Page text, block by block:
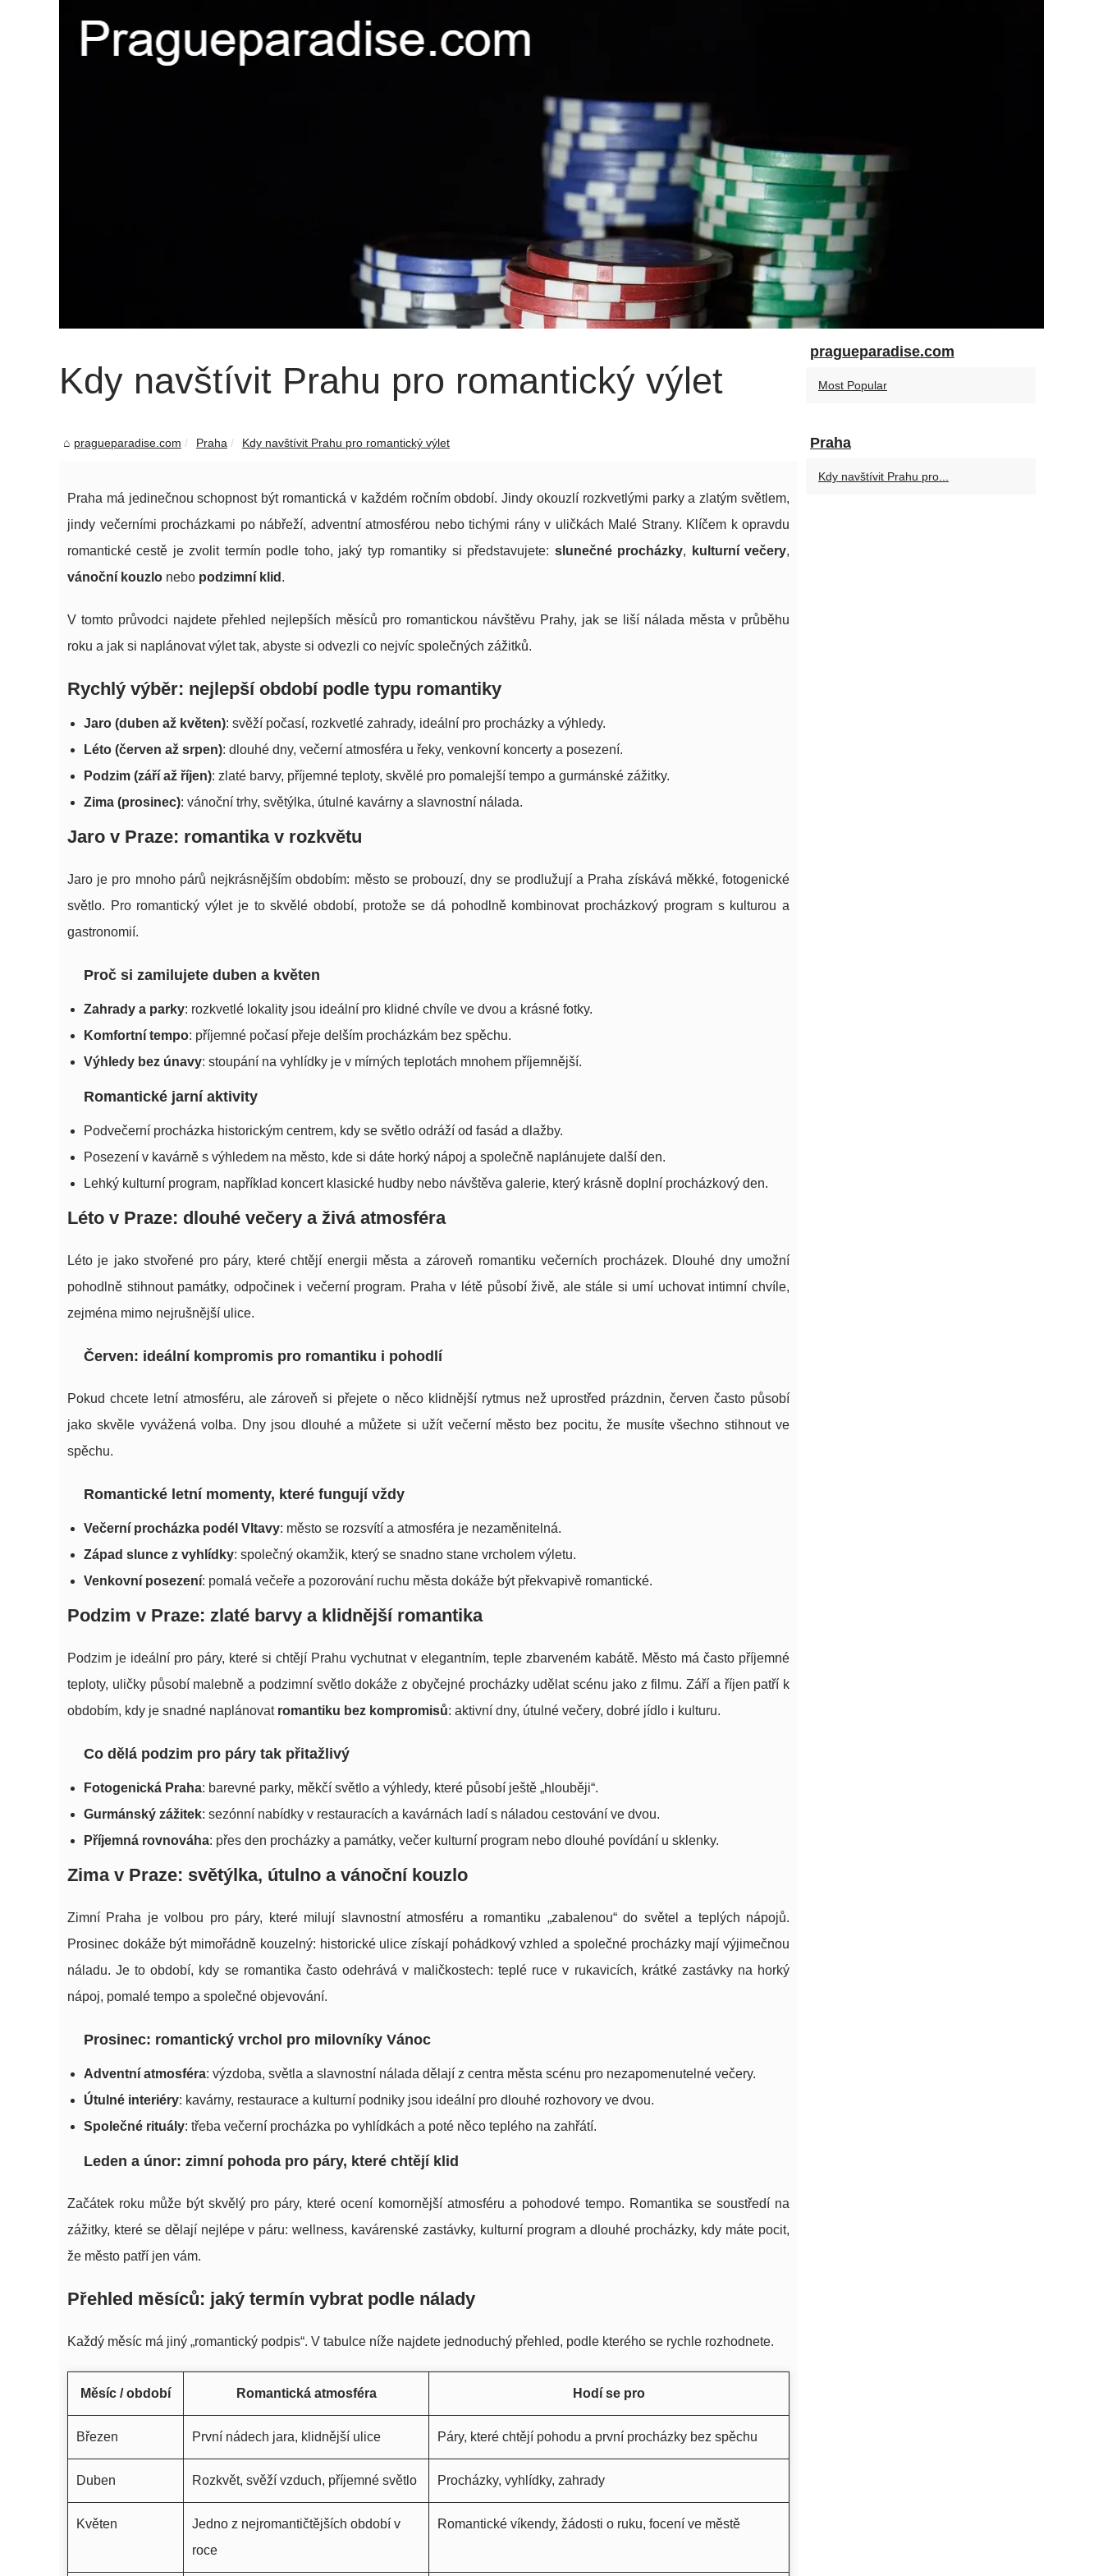
Kdy navštívit Prahu pro romantický výlet
pragueparadise.com Praha Kdy navštívit Prahu pro romantický výlet
Praha má jedinečnou schopnost být romantická v každém ročním období. Jindy okouzlí rozkvetlými parky a zlatým světlem,
jindy večerními procházkami po nábřeží, adventní atmosférou nebo tichými rány v uličkách Malé Strany. Klíčem k opravdu
romantické cestě je zvolit termín podle toho, jaký typ romantiky si představujete: slunečné procházky, kulturní večery,
vánoční kouzlo nebo podzimní klid .
V tomto průvodci najdete přehled nejlepších měsíců pro romantickou návštěvu Prahy, jak se liší nálada města v průběhu
roku a jak si naplánovat výlet tak, abyste si odvezli co nejvíc společných zážitků.
Rychlý výběr: nejlepší období podle typu romantiky
Jaro (duben až květen): svěží počasí, rozkvetlé zahrady, ideální pro procházky a výhledy.
Léto (červen až srpen): dlouhé dny, večerní atmosféra u řeky, venkovní koncerty a posezení.
Podzim (září až říjen): zlaté barvy, příjemné teploty, skvělé pro pomalejší tempo a gurmánské zážitky.
Zima (prosinec): vánoční trhy, světýlka, útulné kavárny a slavnostní nálada.
Jaro v Praze: romantika v rozkvětu
Jaro je pro mnoho párů nejkrásnějším obdobím: město se probouzí, dny se prodlužují a Praha získává měkké, fotogenické
světlo. Pro romantický výlet je to skvělé období, protože se dá pohodlně kombinovat procházkový program s kulturou a
gastronomií.
Proč si zamilujete duben a květen
Zahrady a parky: rozkvetlé lokality jsou ideální pro klidné chvíle ve dvou a krásné fotky.
Komfortní tempo: příjemné počasí přeje delším procházkám bez spěchu.
Výhledy bez únavy: stoupání na vyhlídky je v mírných teplotách mnohem příjemnější.
Romantické jarní aktivity
Podvečerní procházka historickým centrem, kdy se světlo odráží od fasád a dlažby.
Posezení v kavárně s výhledem na město, kde si dáte horký nápoj a společně naplánujete další den.
Lehký kulturní program, například koncert klasické hudby nebo návštěva galerie, který krásně doplní procházkový den.
Léto v Praze: dlouhé večery a živá atmosféra
Léto je jako stvořené pro páry, které chtějí energii města a zároveň romantiku večerních procházek. Dlouhé dny umožní
pohodlně stihnout památky, odpočinek i večerní program. Praha v létě působí živě, ale stále si umí uchovat intimní chvíle,
zejména mimo nejrušnější ulice.
Červen: ideální kompromis pro romantiku i pohodlí
Pokud chcete letní atmosféru, ale zároveň si přejete o něco klidnější rytmus než uprostřed prázdnin, červen často působí
jako skvěle vyvážená volba. Dny jsou dlouhé a můžete si užít večerní město bez pocitu, že musíte všechno stihnout ve
spěchu.
Romantické letní momenty, které fungují vždy
Večerní procházka podél Vltavy: město se rozsvítí a atmosféra je nezaměnitelná.
Západ slunce z vyhlídky: společný okamžik, který se snadno stane vrcholem výletu.
Venkovní posezení: pomalá večeře a pozorování ruchu města dokáže být překvapivě romantické.
Podzim v Praze: zlaté barvy a klidnější romantika
Podzim je ideální pro páry, které si chtějí Prahu vychutnat v elegantním, teple zbarveném kabátě. Město má často příjemné
teploty, uličky působí malebně a podzimní světlo dokáže z obyčejné procházky udělat scénu jako z filmu. Září a říjen patří k
obdobím, kdy je snadné naplánovat romantiku bez kompromisů: aktivní dny, útulné večery, dobré jídlo i kulturu.
Co dělá podzim pro páry tak přitažlivý
Fotogenická Praha: barevné parky, měkčí světlo a výhledy, které působí ještě „hlouběji“.
Gurmánský zážitek: sezónní nabídky v restauracích a kavárnách ladí s náladou cestování ve dvou.
Příjemná rovnováha: přes den procházky a památky, večer kulturní program nebo dlouhé povídání u sklenky.
Zima v Praze: světýlka, útulno a vánoční kouzlo
Zimní Praha je volbou pro páry, které milují slavnostní atmosféru a romantiku „zabalenou“ do světel a teplých nápojů.
Prosinec dokáže být mimořádně kouzelný: historické ulice získají pohádkový vzhled a společné procházky mají výjimečnou
náladu. Je to období, kdy se romantika často odehrává v maličkostech: teplé ruce v rukavicích, krátké zastávky na horký
nápoj, pomalé tempo a společné objevování.
Prosinec: romantický vrchol pro milovníky Vánoc
Adventní atmosféra: výzdoba, světla a slavnostní nálada dělají z centra města scénu pro nezapomenutelné večery.
Útulné interiéry: kavárny, restaurace a kulturní podniky jsou ideální pro dlouhé rozhovory ve dvou.
Společné rituály: třeba večerní procházka po vyhlídkách a poté něco teplého na zahřátí.
Leden a únor: zimní pohoda pro páry, které chtějí klid
Začátek roku může být skvělý pro páry, které ocení komornější atmosféru a pohodové tempo. Romantika se soustředí na
zážitky, které se dělají nejlépe v páru: wellness, kavárenské zastávky, kulturní program a dlouhé procházky, kdy máte pocit,
že město patří jen vám.
Přehled měsíců: jaký termín vybrat podle nálady
Každý měsíc má jiný „romantický podpis“. V tabulce níže najdete jednoduchý přehled, podle kterého se rychle rozhodnete.
Měsíc / období Romantická atmosféra Hodí se pro
Březen První nádech jara, klidnější ulice Páry, které chtějí pohodu a první procházky bez spěchu
Duben Rozkvět, svěží vzduch, příjemné světlo Procházky, vyhlídky, zahrady
Květen
Jedno z nejromantičtějších období v
roce
Romantické víkendy, žádosti o ruku, focení ve městě
pragueparadise.com
Most Popular
Praha
Kdy navštívit Prahu pro...